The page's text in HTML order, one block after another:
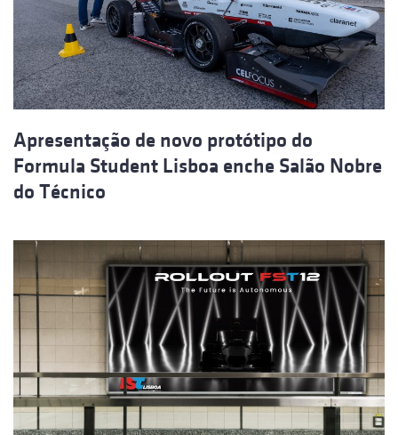
Apresentação de novo protótipo do
Formula Student Lisboa enche Salão Nobre
do Técnico